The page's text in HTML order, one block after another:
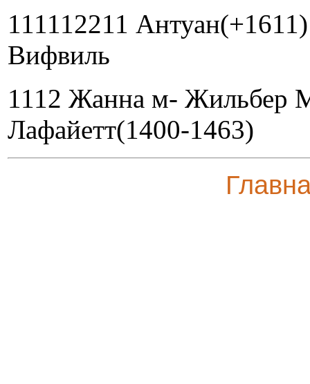
111112211
Вифвиль
1112 Жанна м- Жильбер
Лафайетт(1400-1463)